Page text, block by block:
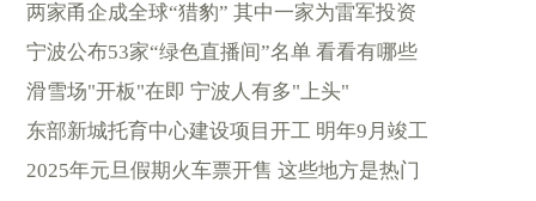
两家甬企成全球“猎豹” 其中一家为雷军投资
宁波公布53家“绿色直播间”名单 看看有哪些
滑雪场"开板"在即 宁波人有多"上头"
东部新城托育中心建设项目开工 明年9月竣工
2025年元旦假期火车票开售 这些地方是热门